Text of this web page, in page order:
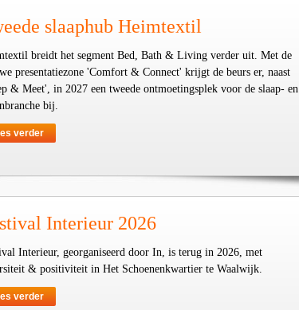
slaaphub Heimtextil
breidt het segment Bed, Bath & Living verder uit. Met de
presentatiezone 'Comfort & Connect' krijgt de beurs er, naast
& Meet', in 2027 een tweede ontmoetingsplek voor de slaap- en
bij.
verder
Interieur 2026
Interieur, georganiseerd door In, is terug in 2026, met
& positiviteit in Het Schoenenkwartier te Waalwijk.
verder